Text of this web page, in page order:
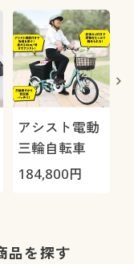
アシスト電動
三輪自転車
184,800円
品を探す